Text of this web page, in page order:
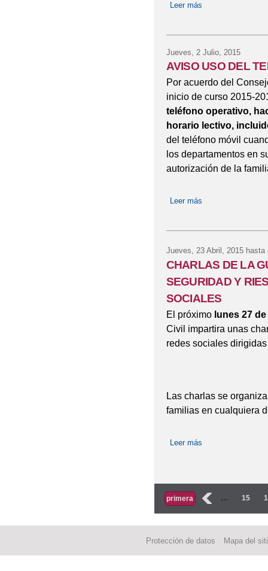
Leer más
Jueves, 2 Julio, 2015
AVISO USO DEL
Por acuerdo del
inicio de curso 2015-
teléfono operativo,
horario lectivo,
del teléfono móvil
los departamentos en
autorización de la
Leer más
Jueves, 23 Abril, 2015hasta
CHARLAS DE LA
SEGURIDAD Y
SOCIALES
El próximo lunes 27
Civil impartira unas
redes sociales
Las charlas se
familias en cualquiera
Leer más
Páginas
primera ‹ … 15
Protección de datos Mapa del